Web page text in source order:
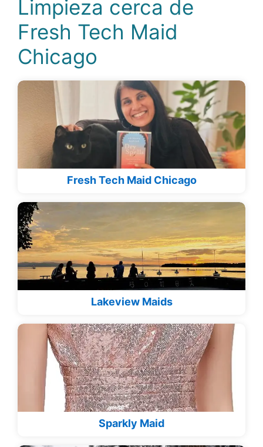
Limpieza cerca de
Fresh Tech Maid
Chicago
Fresh Tech Maid Chicago
Lakeview Maids
Sparkly Maid